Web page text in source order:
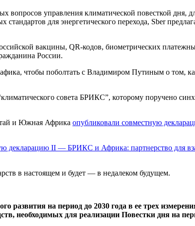
управления климатической повесткой дня,
для энергетического перехода, Sber
вакцины, QR-кодов, биометрических
России.
чтобы поболтать с Владимиром Путиным о том,
совета БРИКС”, которому поручено
и Южная Африка опубликовали совместную
декларацию II — БРИКС и Африка: партнерство для
в настоящем и будет — в недалеком будущем.
развития на период до 2030 года в ее трех
необходимых для реализации Повестки дня на